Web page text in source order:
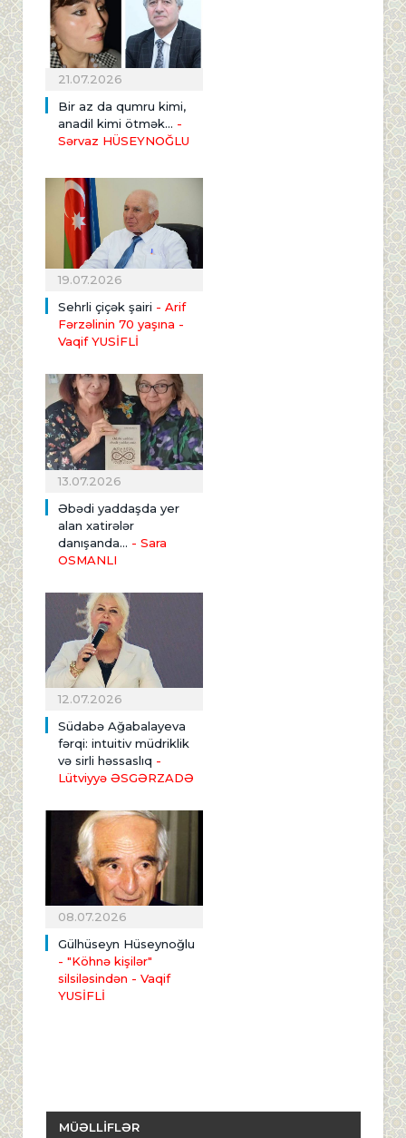
21.07.2026
Bir az da qumru kimi,
anadil kimi ötmək... -
Sərvaz HÜSEYNOĞLU
19.07.2026
Sehrli çiçək şairi - Arif
Fərzəlinin 70 yaşına -
Vaqif YUSİFLİ
13.07.2026
Əbədi yaddaşda yer
alan xatirələr
danışanda... - Sara
OSMANLI
12.07.2026
Südabə Ağabalayeva
fərqi: intuitiv müdriklik
və sirli həssaslıq -
Lütviyyə ƏSGƏRZADƏ
08.07.2026
Gülhüseyn Hüseynoğlu
- "Köhnə kişilər"
silsiləsindən - Vaqif
YUSİFLİ
MÜƏLLİFLƏR